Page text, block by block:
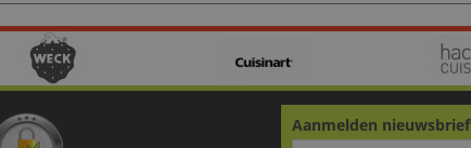
Aanmelden nieuwsbrief